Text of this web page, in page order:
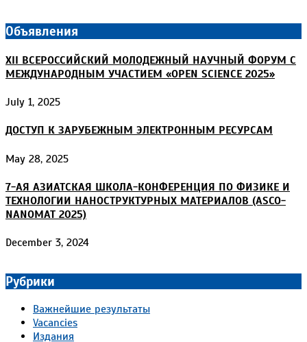
Объявления
XII ВСЕРОССИЙСКИЙ МОЛОДЕЖНЫЙ НАУЧНЫЙ ФОРУМ С
МЕЖДУНАРОДНЫМ УЧАСТИЕМ «OPEN SCIENCE 2025»
July 1, 2025
ДОСТУП К ЗАРУБЕЖНЫМ ЭЛЕКТРОННЫМ РЕСУРСАМ
May 28, 2025
7-АЯ АЗИАТСКАЯ ШКОЛА-КОНФЕРЕНЦИЯ ПО ФИЗИКЕ И
ТЕХНОЛОГИИ НАНОСТРУКТУРНЫХ МАТЕРИАЛОВ (ASCO-
NANOMAT 2025)
December 3, 2024
Рубрики
Важнейшие результаты
Vacancies
Издания